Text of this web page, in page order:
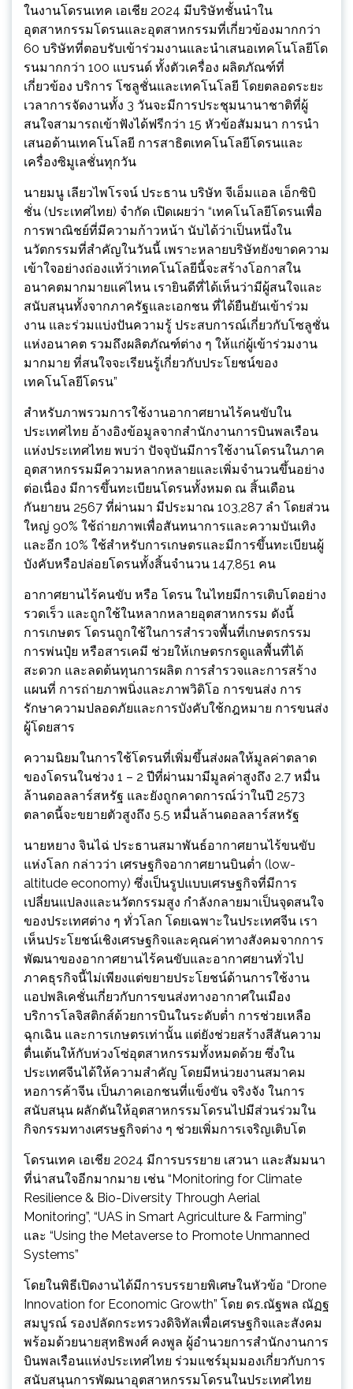
ในงานโดรนเทค เอเชีย 2024 มีบริษัทชั้นนำใน
อุตสาหกรรมโดรนและอุตสาหกรรมที่เกี่ยวข้องมากกว่า
60 บริษัทที่ตอบรับเข้าร่วมงานและนำเสนอเทคโนโลยีโด
รนมากกว่า 100 แบรนด์ ทั้งตัวเครื่อง ผลิตภัณฑ์ที่
เกี่ยวข้อง บริการ โซลูชั่นและเทคโนโลยี โดยตลอดระยะ
เวลาการจัดงานทั้ง 3 วันจะมีการประชุมนานาชาติที่ผู้
สนใจสามารถเข้าฟังได้ฟรีกว่า 15 หัวข้อสัมมนา การนำ
เสนอด้านเทคโนโลยี การสาธิตเทคโนโลยีโดรนและ
เครื่องซิมูเลชั่นทุกวัน
นายมนู เลียวไพโรจน์ ประธาน บริษัท จีเอ็มแอล เอ็กซิบิ
ชั่น (ประเทศไทย) จำกัด เปิดเผยว่า “เทคโนโลยีโดรนเพื่อ
การพาณิชย์ที่มีความก้าวหน้า นับได้ว่าเป็นหนึ่งใน
นวัตกรรมที่สำคัญในวันนี้ เพราะหลายบริษัทยังขาดความ
เข้าใจอย่างถ่องแท้ว่าเทคโนโลยีนี้จะสร้างโอกาสใน
อนาคตมากมายแค่ไหน เรายินดีที่ได้เห็นว่ามีผู้สนใจและ
สนับสนุนทั้งจากภาครัฐและเอกชน ที่ได้ยืนยันเข้าร่วม
งาน และร่วมแบ่งปันความรู้ ประสบการณ์เกี่ยวกับโซลูชั่น
แห่งอนาคต รวมถึงผลิตภัณฑ์ต่าง ๆ ให้แก่ผู้เข้าร่วมงาน
มากมาย ที่สนใจจะเรียนรู้เกี่ยวกับประโยชน์ของ
เทคโนโลยีโดรน”
สำหรับภาพรวมการใช้งานอากาศยานไร้คนขับใน
ประเทศไทย อ้างอิงข้อมูลจากสำนักงานการบินพลเรือน
แห่งประเทศไทย พบว่า ปัจจุบันมีการใช้งานโดรนในภาค
อุตสาหกรรมมีความหลากหลายและเพิ่มจำนวนขึ้นอย่าง
ต่อเนื่อง มีการขึ้นทะเบียนโดรนทั้งหมด ณ สิ้นเดือน
กันยายน 2567 ที่ผ่านมา มีประมาณ 103,287 ลำ โดยส่วน
ใหญ่ 90% ใช้ถ่ายภาพเพื่อสันทนาการและความบันเทิง
และอีก 10% ใช้สำหรับการเกษตรและมีการขึ้นทะเบียนผู้
บังคับหรือปล่อยโดรนทั้งสิ้นจำนวน 147,851 คน
อากาศยานไร้คนขับ หรือ โดรน ในไทยมีการเติบโตอย่าง
รวดเร็ว และถูกใช้ในหลากหลายอุตสาหกรรม ดังนี้
การเกษตร โดรนถูกใช้ในการสำรวจพื้นที่เกษตรกรรม
การพ่นปุ๋ย หรือสารเคมี ช่วยให้เกษตรกรดูแลพื้นที่ได้
สะดวก และลดต้นทุนการผลิต การสำรวจและการสร้าง
แผนที่ การถ่ายภาพนิ่งและภาพวิดิโอ การขนส่ง การ
รักษาความปลอดภัยและการบังคับใช้กฎหมาย การขนส่ง
ผู้โดยสาร
ความนิยมในการใช้โดรนที่เพิ่มขึ้นส่งผลให้มูลค่าตลาด
ของโดรนในช่วง 1 – 2 ปีที่ผ่านมามีมูลค่าสูงถึง 2.7 หมื่น
ล้านดอลลาร์สหรัฐ และยังถูกคาดการณ์ว่าในปี 2573
ตลาดนี้จะขยายตัวสูงถึง 5.5 หมื่นล้านดอลลาร์สหรัฐ
นายหยาง จินไฉ่ ประธานสมาพันธ์อากาศยานไร้ขนขับ
แห่งโลก กล่าวว่า เศรษฐกิจอากาศยานบินต่ำ (low-
altitude economy) ซึ่งเป็นรูปแบบเศรษฐกิจที่มีการ
เปลี่ยนแปลงและนวัตกรรมสูง กำลังกลายมาเป็นจุดสนใจ
ของประเทศต่าง ๆ ทั่วโลก โดยเฉพาะในประเทศจีน เรา
เห็นประโยชน์เชิงเศรษฐกิจและคุณค่าทางสังคมจากการ
พัฒนาของอากาศยานไร้คนขับและอากาศยานทั่วไป
ภาคธุรกิจนี้ไม่เพียงแต่ขยายประโยชน์ด้านการใช้งาน
แอปพลิเคชั่นเกี่ยวกับการขนส่งทางอากาศในเมือง
บริการโลจิสติกส์ด้วยการบินในระดับต่ำ การช่วยเหลือ
ฉุกเฉิน และการเกษตรเท่านั้น แต่ยังช่วยสร้างสีสันความ
ตื่นเต้นให้กับห่วงโซ่อุตสาหกรรมทั้งหมดด้วย ซึ่งใน
ประเทศจีนได้ให้ความสำคัญ โดยมีหน่วยงานสมาคม
หอการค้าจีน เป็นภาคเอกชนที่แข็งขัน จริงจัง ในการ
สนับสนุน ผลักดันให้อุตสาหกรรมโดรนไปมีส่วนร่วมใน
กิจกรรมทางเศรษฐกิจต่าง ๆ ช่วยเพิ่มการเจริญเติบโต
โดรนเทค เอเชีย 2024 มีการบรรยาย เสวนา และสัมมนา
ที่น่าสนใจอีกมากมาย เช่น “Monitoring for Climate
Resilience & Bio-Diversity Through Aerial
Monitoring”, “UAS in Smart Agriculture & Farming”
และ “Using the Metaverse to Promote Unmanned
Systems”
โดยในพิธีเปิดงานได้มีการบรรยายพิเศษในหัวข้อ “Drone
Innovation for Economic Growth” โดย ดร.ณัฐพล ณัฏฐ
สมบูรณ์ รองปลัดกระทรวงดิจิทัลเพื่อเศรษฐกิจและสังคม
พร้อมด้วยนายสุทธิพงศ์ คงพูล ผู้อำนวยการสำนักงานการ
บินพลเรือนแห่งประเทศไทย ร่วมแชร์มุมมองเกี่ยวกับการ
สนับสนุนการพัฒนาอุตสาหกรรมโดรนในประเทศไทย